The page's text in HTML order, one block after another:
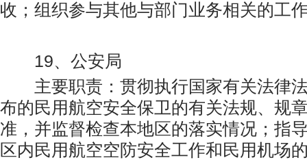
收；组织参与其他与部门业务相关的工
19、公安局
主要职责：贯彻执行国家有关法律
布的民用航空安全保卫的有关法规、规
准，并监督检查本地区的落实情况；指
区内民用航空空防安全工作和民用机场